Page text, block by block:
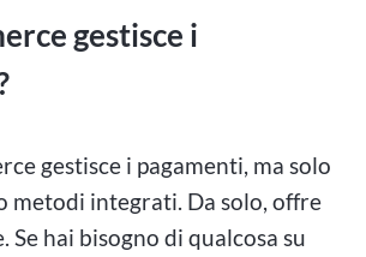
gestisce i
gestisce i pagamenti, ma solo
metodi integrati. Da solo, offre
hai bisogno di qualcosa su